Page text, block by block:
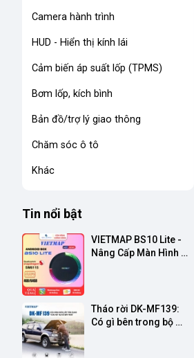
Camera hành trình
HUD - Hiển thị kính lái
Cảm biến áp suất lốp (TPMS)
Bơm lốp, kích bình
Bản đồ/trợ lý giao thông
Chăm sóc ô tô
Khác
Tin nổi bật
VIETMAP BS10 Lite -
Nâng Cấp Màn Hình
Tháo rời DK-MF139:
Có gì bên trong bộ